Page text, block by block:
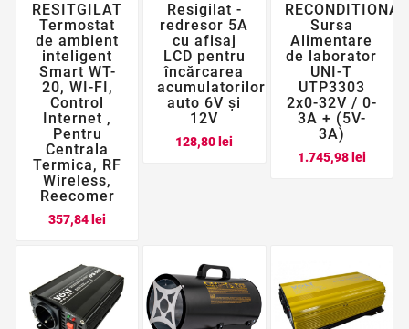
RESITGILAT
Termostat
de ambient
inteligent
Smart WT-
20, WI-FI,
Control
Internet ,
Pentru
Centrala
Termica, RF
Wireless,
Reecomer
357,84 lei
Resigilat -
redresor 5A
cu afisaj
LCD pentru
încărcarea
acumulatorilor
auto 6V și
12V
128,80 lei
RECONDITIONAT
Sursa
Alimentare
de laborator
UNI-T
UTP3303
2x0-32V / 0-
3A + (5V-
3A)
1.745,98 leiPret